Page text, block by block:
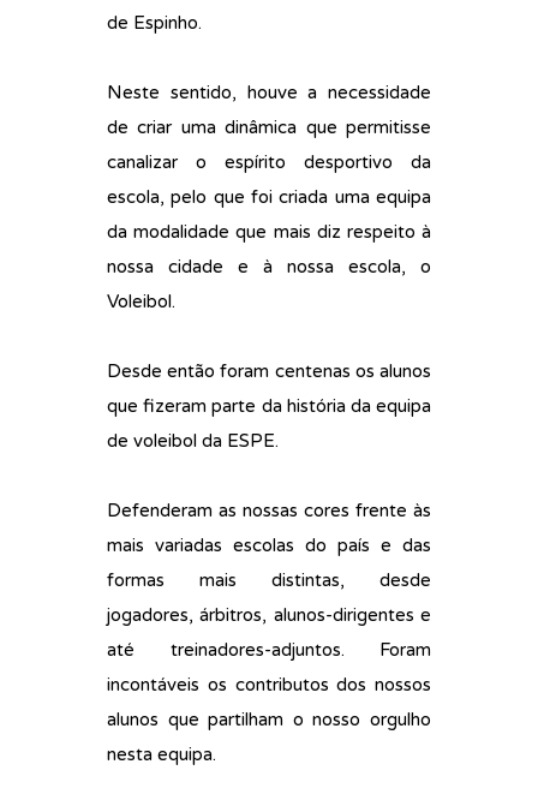
de Espinho.
Neste sentido, houve a necessidade
de criar uma dinâmica que permitisse
canalizar o espírito desportivo da
escola, pelo que foi criada uma equipa
da modalidade que mais diz respeito à
nossa cidade e à nossa escola, o
Voleibol.
Desde então foram centenas os alunos
que fizeram parte da história da equipa
de voleibol da ESPE.
Defenderam as nossas cores frente às
mais variadas escolas do país e das
formas mais distintas, desde
jogadores, árbitros, alunos-dirigentes e
até treinadores-adjuntos. Foram
incontáveis os contributos dos nossos
alunos que partilham o nosso orgulho
nesta equipa.